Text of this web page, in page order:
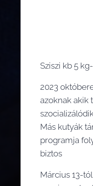
Sziszi kb 5
2023
azoknak akik
Más kutyák
programja
biztos🤗
Március 13-